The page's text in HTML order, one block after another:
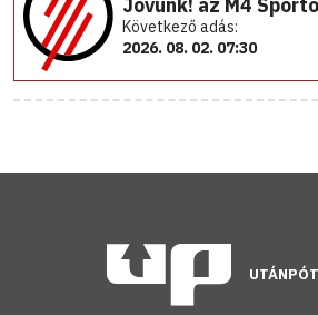
Következő adás:
2026. 08. 02. 07:30